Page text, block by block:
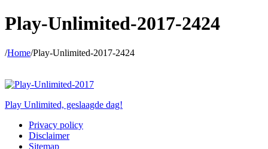
Play-Unlimited-2017-2424
/Home/Play-Unlimited-2017-2424
Play Unlimited, geslaagde dag!
Privacy policy
Disclaimer
Sitemap